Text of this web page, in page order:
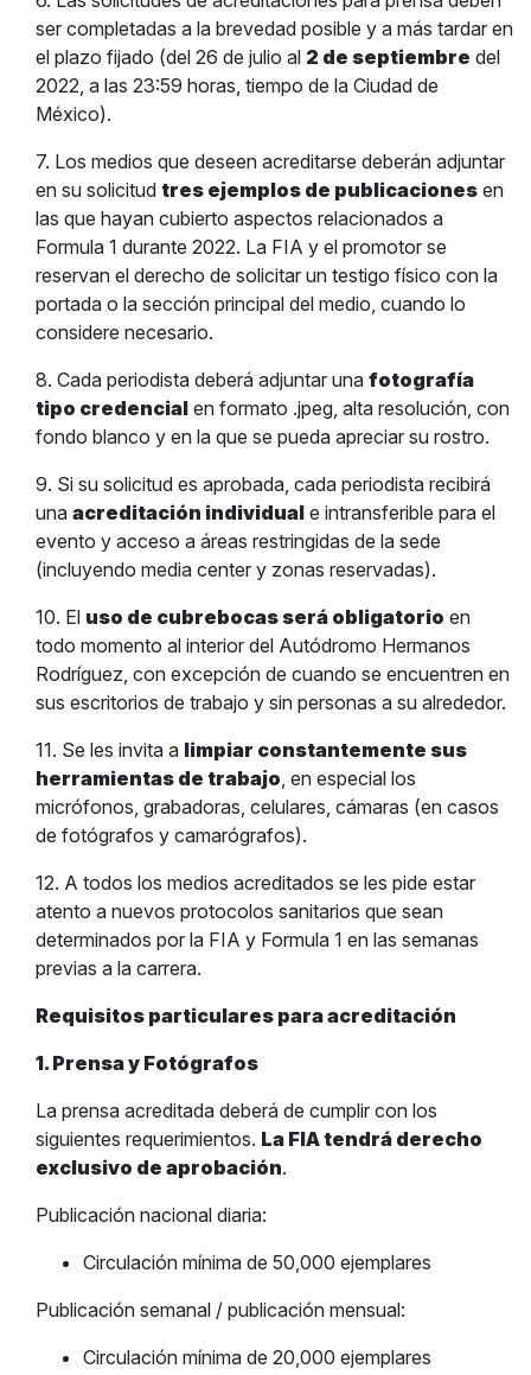
ser completadas a la brevedad posible y a más tardar en
el plazo fijado (del 26 de julio al 2 de septiembre del
2022, a las 23:59 horas, tiempo de la Ciudad de
México).
7. Los medios que deseen acreditarse deberán adjuntar
en su solicitud tres ejemplos de publicaciones en
las que hayan cubierto aspectos relacionados a
Formula 1 durante 2022. La FIA y el promotor se
reservan el derecho de solicitar un testigo físico con la
portada o la sección principal del medio, cuando lo
considere necesario.
8. Cada periodista deberá adjuntar una fotografía
tipo credencial en formato .jpeg, alta resolución, con
fondo blanco y en la que se pueda apreciar su rostro.
9. Si su solicitud es aprobada, cada periodista recibirá
una acreditación individual e intransferible para el
evento y acceso a áreas restringidas de la sede
(incluyendo media center y zonas reservadas).
10. El uso de cubrebocas será obligatorio en
todo momento al interior del Autódromo Hermanos
Rodríguez, con excepción de cuando se encuentren en
sus escritorios de trabajo y sin personas a su alrededor.
11. Se les invita a limpiar constantemente sus
herramientas de trabajo, en especial los
micrófonos, grabadoras, celulares, cámaras (en casos
de fotógrafos y camarógrafos).
12. A todos los medios acreditados se les pide estar
atento a nuevos protocolos sanitarios que sean
determinados por la FIA y Formula 1 en las semanas
previas a la carrera.
Requisitos particulares para acreditación
1. Prensa y Fotógrafos
La prensa acreditada deberá de cumplir con los
siguientes requerimientos. La FIA tendrá derecho
exclusivo de aprobación.
Publicación nacional diaria:
Circulación mínima de 50,000 ejemplares
Publicación semanal / publicación mensual:
Circulación mínima de 20,000 ejemplares